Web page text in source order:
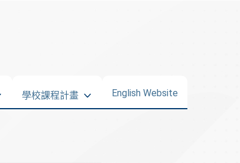
學校課程計畫 English Website